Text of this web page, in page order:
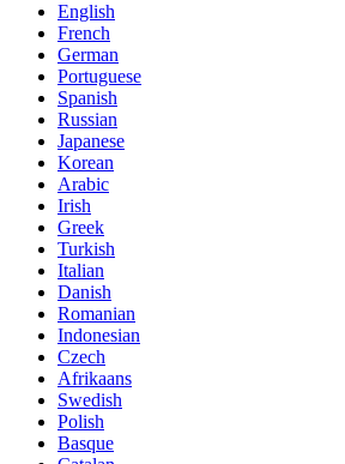
English
French
German
Portuguese
Spanish
Russian
Japanese
Korean
Arabic
Irish
Greek
Turkish
Italian
Danish
Romanian
Indonesian
Czech
Afrikaans
Swedish
Polish
Basque